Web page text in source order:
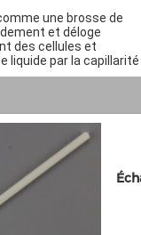
une brosse de
et déloge
des cellules et
liquide par la capillarité